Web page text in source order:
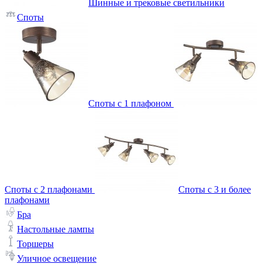
Шинные и трековые светильники
Споты
Споты с 1 плафоном
Споты с 2 плафонами
Споты с 3 и более
плафонами
Бра
Настольные лампы
Торшеры
Уличное освещение